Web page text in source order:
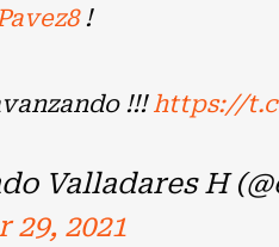
!
!!!https://
Valladares H
2021